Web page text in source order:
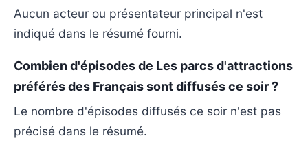
Aucun acteur ou présentateur principal n'est
indiqué dans le résumé fourni.
Combien d'épisodes de Les parcs d'attractions
préférés des Français sont diffusés ce soir ?
Le nombre d'épisodes diffusés ce soir n'est pas
précisé dans le résumé.